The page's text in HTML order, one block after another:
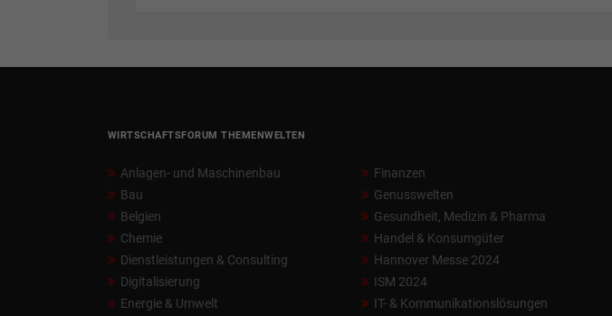
WIRTSCHAFTSFORUM THEMENWELTEN
Anlagen- und Maschinenbau
Bau
Belgien
Chemie
Dienstleistungen & Consulting
Digitalisierung
Energie & Umwelt
Finanzen
Genusswelten
Gesundheit, Medizin & Pharma
Handel & Konsumgüter
Hannover Messe 2024
ISM 2024
IT- & Kommunikationslösungen